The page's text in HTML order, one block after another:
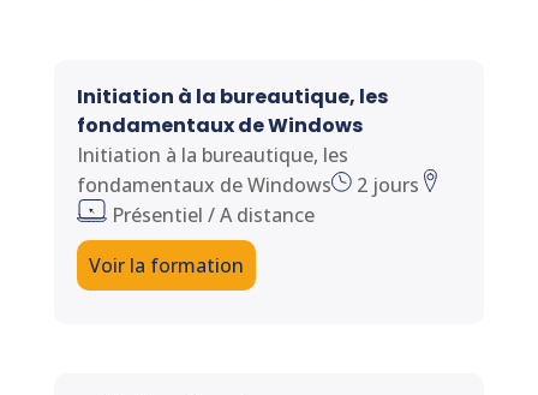
Initiation à la bureautique, les
fondamentaux de Windows
Initiation à la bureautique, les
fondamentaux de Windows
2 jours
Présentiel / A distance
Voir la formation